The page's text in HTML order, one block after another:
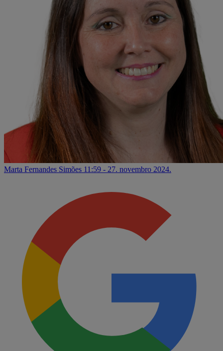
Marta Fernandes Simões 11:59 - 27. novembro 2024.